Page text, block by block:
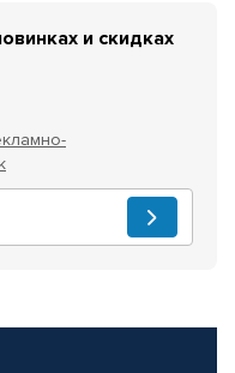
и скидках